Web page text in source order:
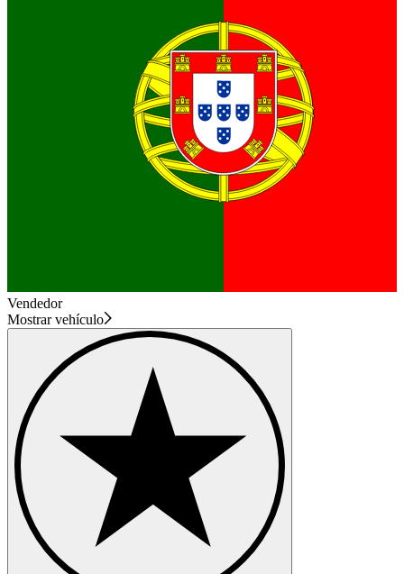
Vendedor
Mostrar vehículo